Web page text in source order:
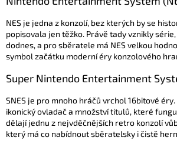
NES je jedna z konzolí, bez kterých by se
popisovala jen těžko. Právě tady vznikly
dodnes, a pro sběratele má NES velkou
symbol začátku moderní éry konzolového
Super Nintendo Entertainment
SNES je pro mnoho hráčů vrchol 16bitové
ikonický ovladač a množství titulů, které
dělají jednu z nejvděčnějších retro konzolí
který má co nabídnout sběratelsky i čistě